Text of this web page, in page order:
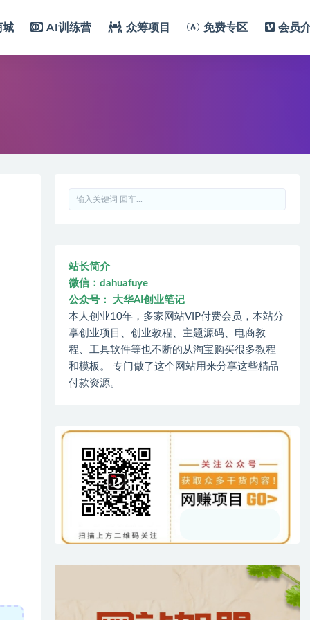
城 AI训练营 众筹项目 免费专区 会员
站长简介
微信：dahuafuye
公众号： 大华AI创业笔记
本人创业10年，多家网站VIP付费会员，本站分
享创业项目、创业教程、主题源码、电商教
程、工具软件等也不断的从淘宝购买很多教程
和模板。 专门做了这个网站用来分享这些精品
付款资源。